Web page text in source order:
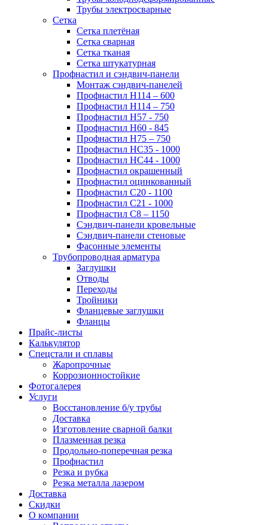
Трубы электросварные
Сетка
Сетка плетёная
Сетка сварная
Сетка тканая
Сетка штукатурная
Профнастил и сэндвич-панели
Монтаж сэндвич-панелей
Профнастил Н114 – 600
Профнастил Н114 – 750
Профнастил Н57 - 750
Профнастил Н60 - 845
Профнастил Н75 – 750
Профнастил НС35 - 1000
Профнастил НС44 - 1000
Профнастил окрашенный
Профнастил оцинкованный
Профнастил С20 - 1100
Профнастил С21 - 1000
Профнастил С8 – 1150
Сэндвич-панели кровельные
Сэндвич-панели стеновые
Фасонные элементы
Трубопроводная арматура
Заглушки
Отводы
Переходы
Тройники
Фланцевые заглушки
Фланцы
Прайс-листы
Калькулятор
Спецстали и сплавы
Жаропрочные
Коррозионностойкие
Фотогалерея
Услуги
Восстановление б/у трубы
Доставка
Изготовление сварной балки
Плазменная резка
Продольно-поперечная резка
Профнастил
Резка и рубка
Резка металла лазером
Доставка
Скидки
О компании